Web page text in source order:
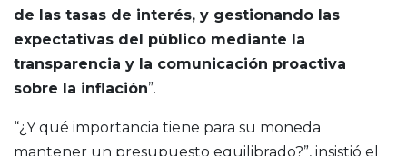
de las tasas de interés, y gestionando las
expectativas del público mediante la
transparencia y la comunicación proactiva
sobre la inflación”.
“¿Y qué importancia tiene para su moneda
mantener un presupuesto equilibrado?”, insistió el